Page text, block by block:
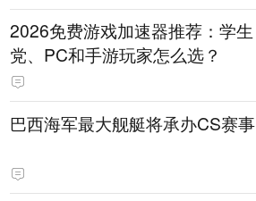
2026免费游戏加速器推荐：学生
党、PC和手游玩家怎么选？
巴西海军最大舰艇将承办CS赛事